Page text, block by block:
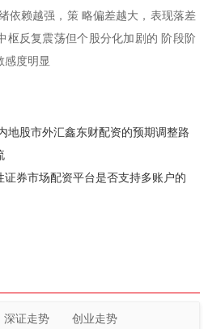
依赖越强，策 略偏差越大，表现落差
枢反复震荡但个股分化加剧的 阶段阶
感度明显
地股市外汇鑫东财配资的预期调整路
券市场配资平台是否支持多账户的
深证走势 创业走势